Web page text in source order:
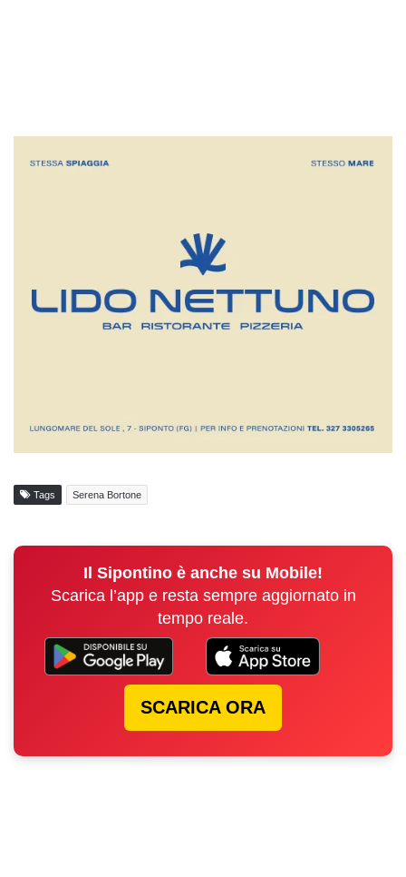
Tags Serena Bortone
Il Sipontino è anche su Mobile!
Scarica l’app e resta sempre aggiornato in
tempo reale.
SCARICA ORA